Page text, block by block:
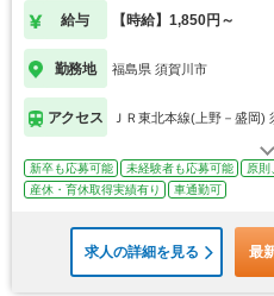
給与 【時給】1,850円～
勤務地 福島県 須賀川市
アクセス ＪＲ東北本線(上野－盛岡)
新卒も応募可能 未経験者も応募可能 原則
産休・育休取得実績有り
車通勤可
求人の詳細を見る 最